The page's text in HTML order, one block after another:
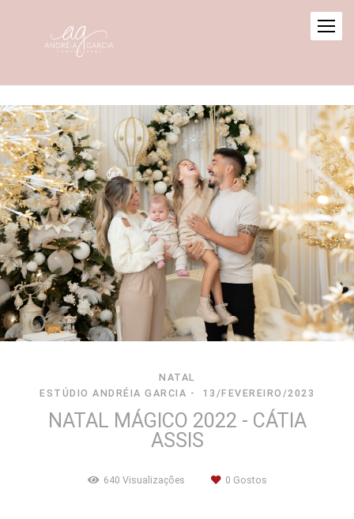
NATAL
ESTÚDIO ANDRÉIA GARCIA
13/FEVEREIRO/2023
NATAL MÁGICO 2022 - CÁTIA
ASSIS
640 Visualizações 0 Gostos